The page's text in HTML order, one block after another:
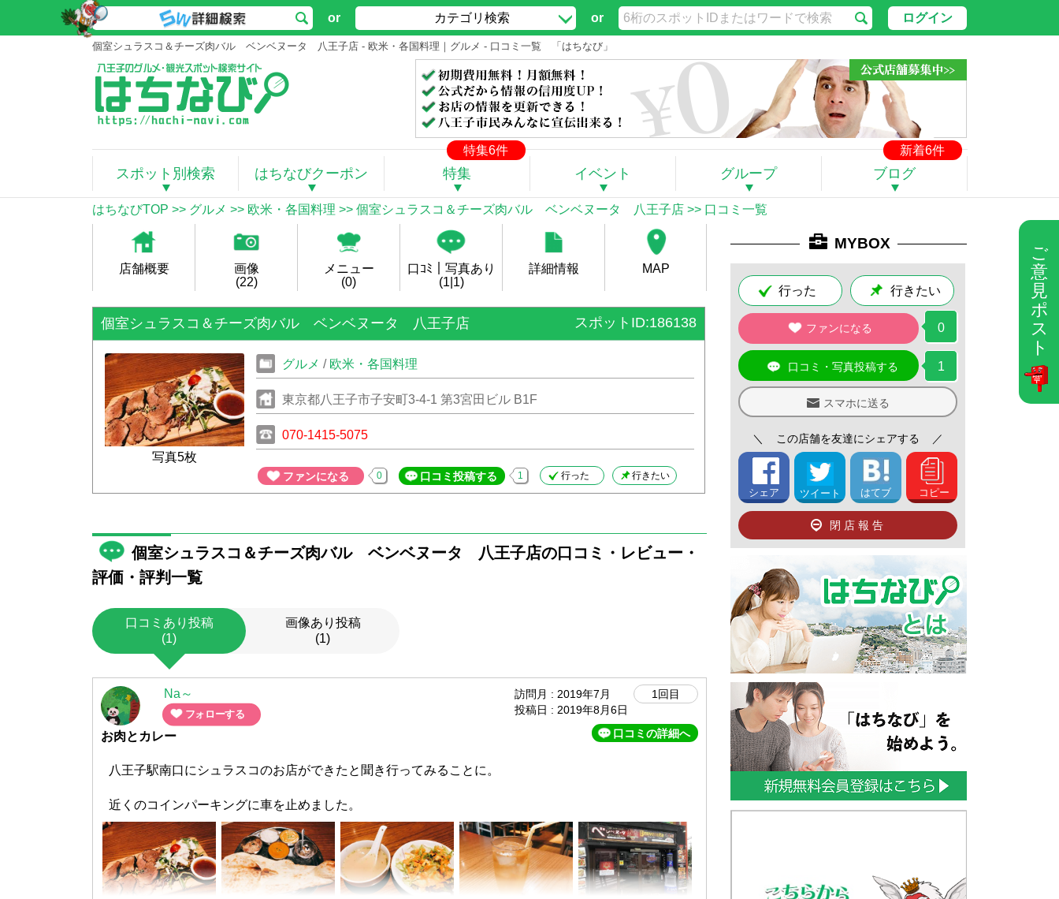
ご
意
見
ポ
ス
ト
or カテゴリ検索 or ログイン
個室シュラスコ＆チーズ肉バル ベンベヌータ 八王子店 - 欧米・各国料理｜グルメ - 口コミ一覧 「はちなび」
特集6件 新着6件
スポット別検索 はちなびクーポン 特集 イベント グループ ブログ
はちなびTOP >> グルメ >> 欧米・各国料理 >> 個室シュラスコ＆チーズ肉バル ベンベヌータ 八王子店 >> 口コミ一覧
店舗概要
画像
(22)
メニュー
(0)
口ｺﾐ｜写真あり
(1|1)
詳細情報 MAP
個室シュラスコ＆チーズ肉バル ベンベヌータ 八王子店 スポットID:186138
写真5枚
グルメ / 欧米・各国料理
東京都八王子市子安町3-4-1 第3宮田ビル B1F
070-1415-5075
ファンになる 0 口コミ投稿する 1 行った 行きたい
個室シュラスコ＆チーズ肉バル ベンベヌータ 八王子店の口コミ・レビュー・
評価・評判一覧
口コミあり投稿
(1)
画像あり投稿
(1)
Na～
フォローする
訪問月 : 2019年7月
1回目
投稿日 : 2019年8月6日
お肉とカレー 口コミの詳細へ
八王子駅南口にシュラスコのお店ができたと聞き行ってみることに。
近くのコインパーキングに車を止めました。
お店の壁に大きなメニュー看板があり、シュラスコやパスタなどいろんなメニューがあるようです。
早速店内へ。
一階の入り口のドアを開けると、インド料理屋さんのような雰囲気です。
あれ？なんか違う？ここでいいんだよね？他に入り口ないし。。。
MYBOX
行った 行きたい
ファンになる 0
口コミ・写真投稿する 1
スマホに送る
＼ この店舗を友達にシェアする ／
シェア ツイート はてブ コピー
閉店報告